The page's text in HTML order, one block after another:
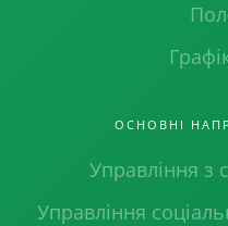
ОСНОВНІ
Управління з
Управління